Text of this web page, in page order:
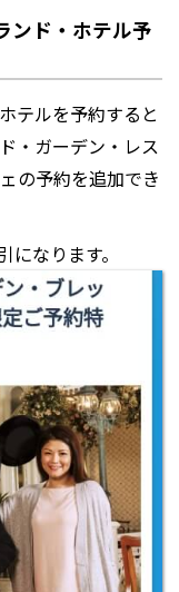
ンド・ホテル予
テルを予約すると
・ガーデン・レス
の予約を追加でき
なります。